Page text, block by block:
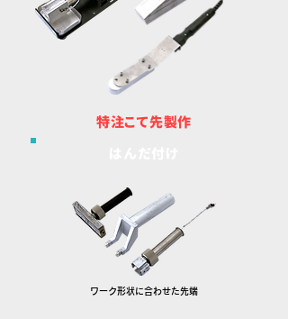
​特注こて先製作
ワーク形状に合わせた先端